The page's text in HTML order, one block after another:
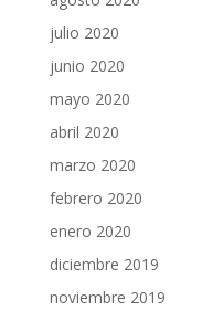
julio 2020
junio 2020
mayo 2020
abril 2020
marzo 2020
febrero 2020
enero 2020
diciembre 2019
noviembre 2019